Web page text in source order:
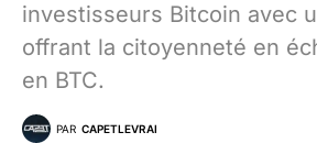
investisseurs Bitcoin avec
offrant la citoyenneté en
en BTC.
PAR CAPETLEVRAI